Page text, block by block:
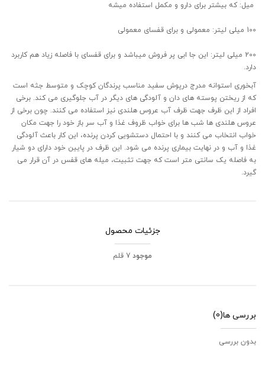
میل: که بیشتر برای دارو و مکمل استفاده میشه
100 میلی لیتر: معمولی و برای قفسای معمولی
200 میلی لیتر: این جا ابی پر فروش میباشد و برای قفسای با فاصله زیاد هم کاربرد
دارد.
آبخوری استوانه مدرج درپوش سفید مناسب پرندگان کوچک و متوسط جثه است
که از ریختن پوسته های دان و آلودگی های دیگر در آب جلوگیری می کند. برخی
افراد از این ظرف جهت ظرف آب عروس هلندی نیز استفاده می کنند. چون برخی از
عروس هلندی ها شب ها برای خواب ظروف غذا و آب سر باز خود را جهت مکان
خواب انتخاب می کنند و با احتمال دستشویی کردن پرنده، این کار باعث آلودگی
غذا و آب و در نهایت بیماری پرنده می شود. این ظرف در پایین خود دارای دو شیار
به فاصله یک سانتی متر است که جهت تثبیت، میله های قفس در آن قرار می
گیرد.
جزئیات محصول
موجود 7 قلم
بررسی ها(0)
بدون بررسی